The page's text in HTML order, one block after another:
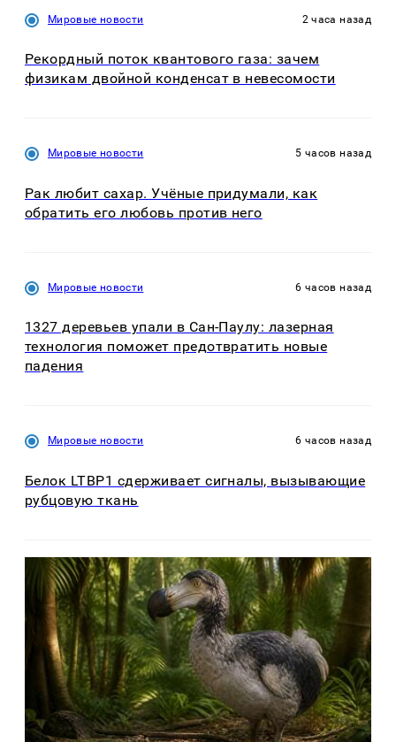
Мировые новости 2 часа назад
Рекордный поток квантового газа: зачем
физикам двойной конденсат в невесомости
Мировые новости 5 часов назад
Рак любит сахар. Учёные придумали, как
обратить его любовь против него
Мировые новости 6 часов назад
1327 деревьев упали в Сан-Паулу: лазерная
технология поможет предотвратить новые
падения
Мировые новости 6 часов назад
Белок LTBP1 сдерживает сигналы, вызывающие
рубцовую ткань